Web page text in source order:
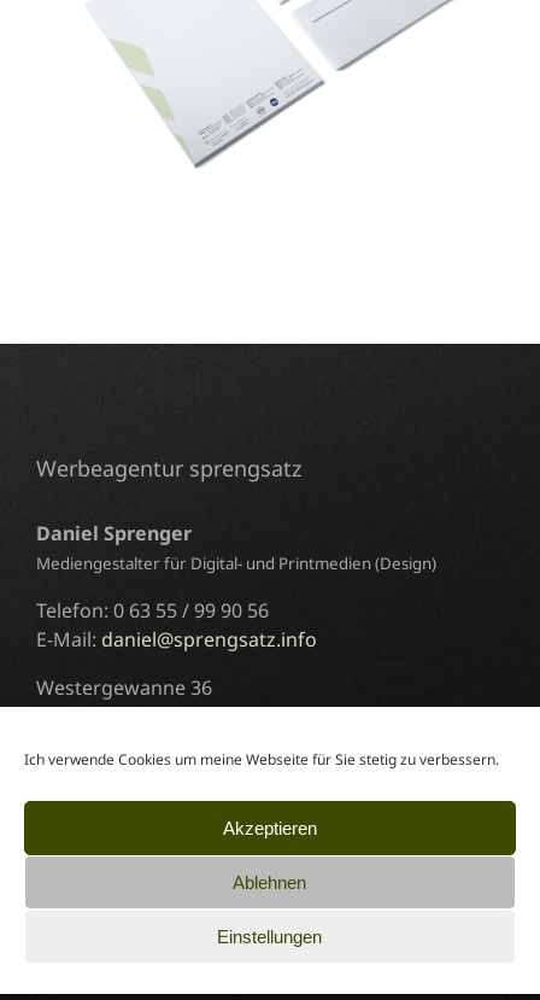
Ich verwende Cookies um meine Webseite für Sie stetig zu verbessern.
Akzeptieren
Ablehnen
Einstellungen
Werbeagentur sprengsatz
Daniel Sprenger
Mediengestalter für Digital- und Printmedien (Design)
Telefon: 0 63 55 / 99 90 56
E-Mail: daniel@sprengsatz.info
Westergewanne 36
Termine nach Vereinbarung.
Informationen